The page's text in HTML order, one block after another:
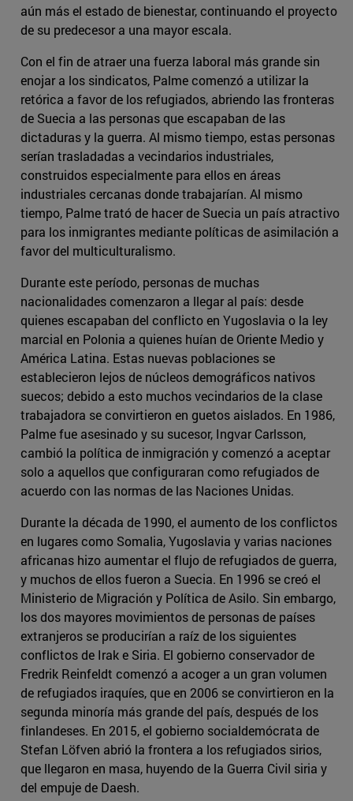
aún más el estado de bienestar, continuando el proyecto
de su predecesor a una mayor escala.
Con el fin de atraer una fuerza laboral más grande sin
enojar a los sindicatos, Palme comenzó a utilizar la
retórica a favor de los refugiados, abriendo las fronteras
de Suecia a las personas que escapaban de las
dictaduras y la guerra. Al mismo tiempo, estas personas
serían trasladadas a vecindarios industriales,
construidos especialmente para ellos en áreas
industriales cercanas donde trabajarían. Al mismo
tiempo, Palme trató de hacer de Suecia un país atractivo
para los inmigrantes mediante políticas de asimilación a
favor del multiculturalismo.
Durante este período, personas de muchas
nacionalidades comenzaron a llegar al país: desde
quienes escapaban del conflicto en Yugoslavia o la ley
marcial en Polonia a quienes huían de Oriente Medio y
América Latina. Estas nuevas poblaciones se
establecieron lejos de núcleos demográficos nativos
suecos; debido a esto muchos vecindarios de la clase
trabajadora se convirtieron en guetos aislados. En 1986,
Palme fue asesinado y su sucesor, Ingvar Carlsson,
cambió la política de inmigración y comenzó a aceptar
solo a aquellos que configuraran como refugiados de
acuerdo con las normas de las Naciones Unidas.
Durante la década de 1990, el aumento de los conflictos
en lugares como Somalia, Yugoslavia y varias naciones
africanas hizo aumentar el flujo de refugiados de guerra,
y muchos de ellos fueron a Suecia. En 1996 se creó el
Ministerio de Migración y Política de Asilo. Sin embargo,
los dos mayores movimientos de personas de países
extranjeros se producirían a raíz de los siguientes
conflictos de Irak e Siria. El gobierno conservador de
Fredrik Reinfeldt comenzó a acoger a un gran volumen
de refugiados iraquíes, que en 2006 se convirtieron en la
segunda minoría más grande del país, después de los
finlandeses. En 2015, el gobierno socialdemócrata de
Stefan Löfven abrió la frontera a los refugiados sirios,
que llegaron en masa, huyendo de la Guerra Civil siria y
del empuje de Daesh.